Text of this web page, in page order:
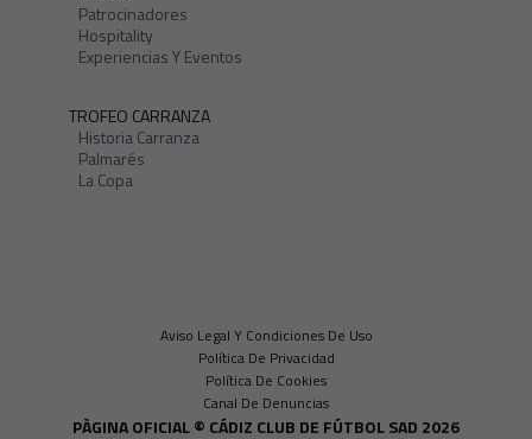
Patrocinadores
Hospitality
Experiencias Y Eventos
TROFEO CARRANZA
Historia Carranza
Palmarés
La Copa
Aviso Legal Y Condiciones De Uso
Política De Privacidad
Política De Cookies
Canal De Denuncias
PÀGINA OFICIAL © CÁDIZ CLUB DE FÚTBOL SAD 2026